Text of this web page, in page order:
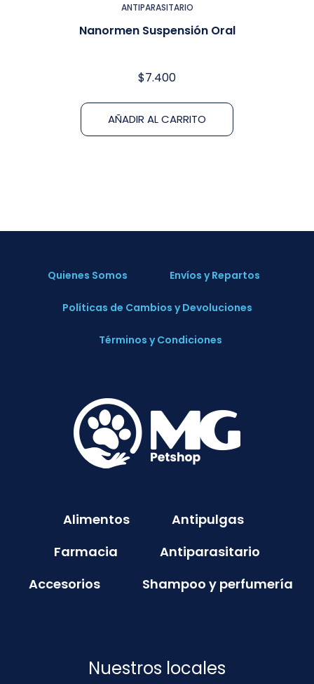
ANTIPARASITARIO
Nanormen Suspensión Oral
$7.400
AÑADIR AL CARRITO
Quienes Somos Envíos y Repartos
Políticas de Cambios y Devoluciones
Términos y Condiciones
Alimentos
Antipulgas
Farmacia
Antiparasitario
Accesorios
Shampoo y perfumería
Nuestros locales